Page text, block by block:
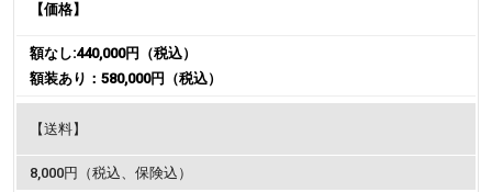
【価格】
額なし:440,000円（税込）
額装あり：580,000円（税込）
【送料】
8,000円（税込、保険込）